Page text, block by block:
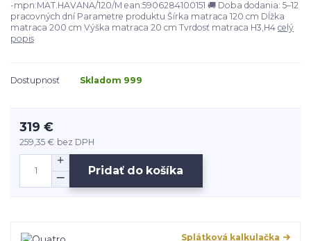
-mpn:MAT.HAVANA/120/M ean:5906284100151 🚚 Doba dodania: 5–12
pracovných dní Parametre produktu Šírka matraca 120 cm Dĺžka
matraca 200 cm Výška matraca 20 cm Tvrdosť matraca H3,H4 celý
popis
Dostupnosť Skladom 999
319 €
259,35 € bez DPH
Pridať do košíka
Splátková kalkulačka